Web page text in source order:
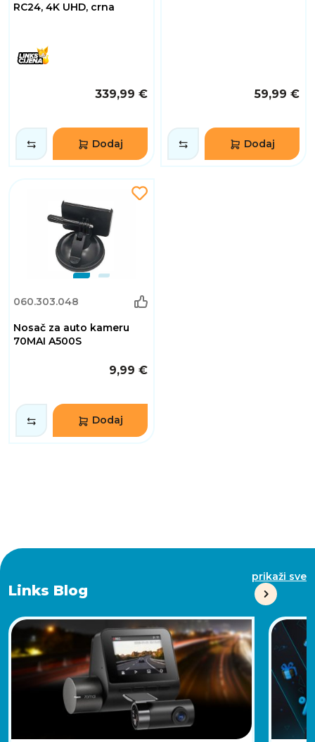
RC24, 4K UHD, crna
339,99 €
Dodaj
59,99 €
Dodaj
060.303.048
Nosač za auto kameru
70MAI A500S
9,99 €
Dodaj
Links Blog
prikaži sve